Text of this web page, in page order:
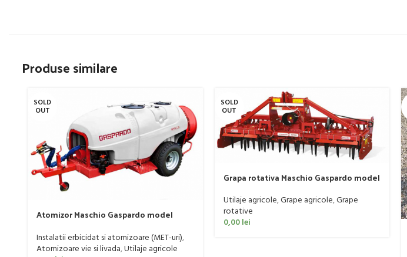
Produse similare
SOLD
OUT
Atomizor Maschio Gaspardo model
Instalatii erbicidat si atomizoare (MET-uri),
Atomizoare vie si livada,Utilaje agricole
SOLD
OUT
Grapa rotativa Maschio Gaspardo model
Utilaje agricole,Grape agricole,Grape
rotative
0,00lei